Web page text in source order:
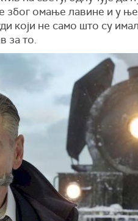
због омање лавине и у
који не само што су
за то.